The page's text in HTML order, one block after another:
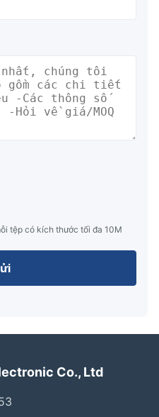
tệp có kích thước tối đa 10M
Co., Ltd